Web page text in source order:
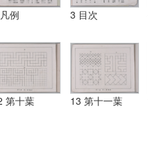
例 3 目次
第十葉 13 第十一葉